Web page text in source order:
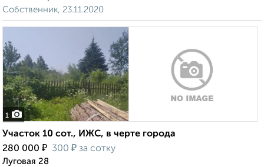
Собственник, 23.11.2020
1
Участок 10 сот., ИЖС, в черте города
280 000 ₽ 300 ₽ за сотку
Луговая 28